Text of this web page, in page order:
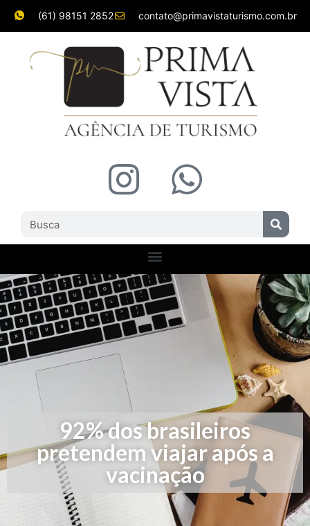
(61) 98151 2852 contato@primavistaturismo.com.br
92% dos brasileiros
pretendem viajar após a
vacinação